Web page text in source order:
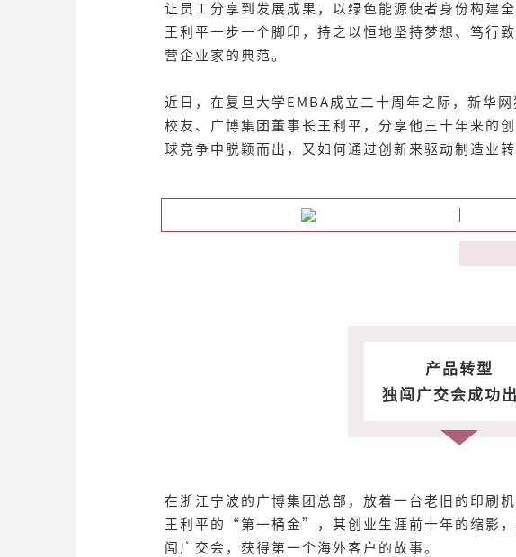
让员工分享到发展成果，以绿色能源使者身份构建
王利平一步一个脚印，持之以恒地坚持梦想、笃行
营企业家的典范。
近日，在复旦大学EMBA成立二十周年之际，新华
校友、广博集团董事长王利平，分享他三十年来的
球竞争中脱颖而出，又如何通过创新来驱动制造业转
产品转型
独闯广交会成功
在浙江宁波的广博集团总部，放着一台老旧的印刷
王利平的“第一桶金”，其创业生涯前十年的缩影
闯广交会，获得第一个海外客户的故事。